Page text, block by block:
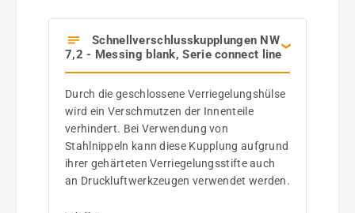
Schnellverschlusskupplungen NW
7,2 - Messing blank, Serie connect line
Durch die geschlossene Verriegelungshülse
wird ein Verschmutzen der Innenteile
verhindert. Bei Verwendung von
Stahlnippeln kann diese Kupplung aufgrund
ihrer gehärteten Verriegelungsstifte auch
an Druckluftwerkzeugen verwendet werden.